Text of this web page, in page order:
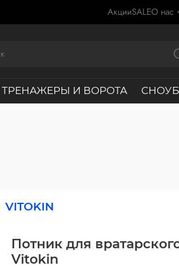
АкцииSALEО нас
ТРЕНАЖЕРЫ И ВОРОТА
VITOKIN
Потник для
Vitokin